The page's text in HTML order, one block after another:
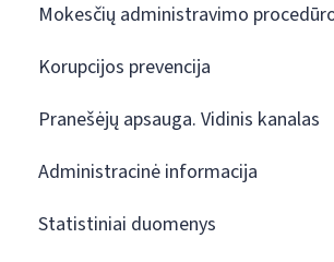
Mokesčių administravimo
Korupcijos prevencija
Pranešėjų apsauga. Vidinis kanalas
Administracinė informacija
Statistiniai duomenys